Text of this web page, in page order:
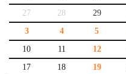
27
28 29
3
4 5
10
11 12
17
18 19